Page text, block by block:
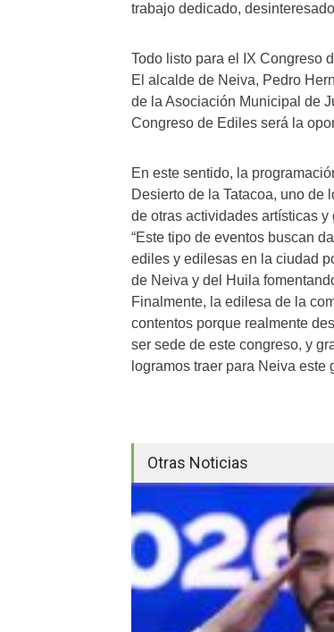
trabajo dedicado,
Todo listo para el IX Congreso
El alcalde de Neiva, Pedro
de la Asociación Municipal de
Congreso de Ediles será la
En este sentido, la
Desierto de la Tatacoa, uno de
de otras actividades artísticas
“Este tipo de eventos buscan
ediles y edilesas en la ciudad
de Neiva y del Huila
Finalmente, la edilesa de la
contentos porque realmente
ser sede de este congreso, y
logramos traer para Neiva este
Otras Noticias